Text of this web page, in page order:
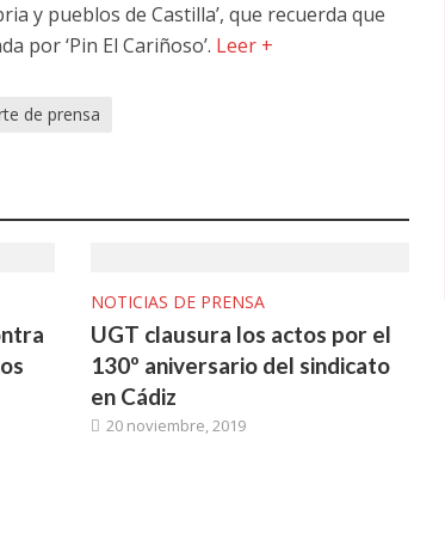
y pueblos de Castilla’, que recuerda que
por ‘Pin El Cariñoso’. Leer +
de prensa
NOTICIAS DE PRENSA
UGT clausura los actos por el
130º aniversario del sindicato
en Cádiz
20 noviembre, 2019